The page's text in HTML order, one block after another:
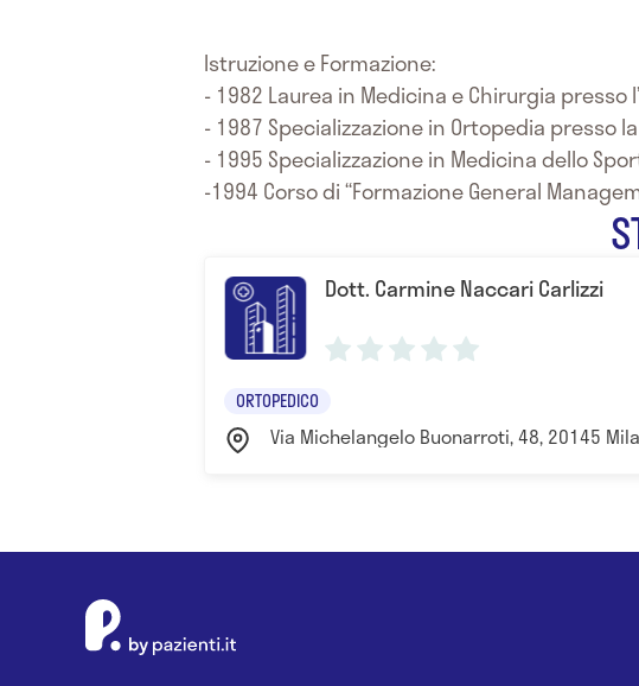
Istruzione e Formazione:
- 1982 Laurea in Medicina e Chirurgia presso
- 1987 Specializzazione in Ortopedia presso
- 1995 Specializzazione in Medicina dello
-1994 Corso di “Formazione General
Dott. Carmine Naccari Carlizzi
ORTOPEDICO
Via Michelangelo Buonarroti, 48, 20145